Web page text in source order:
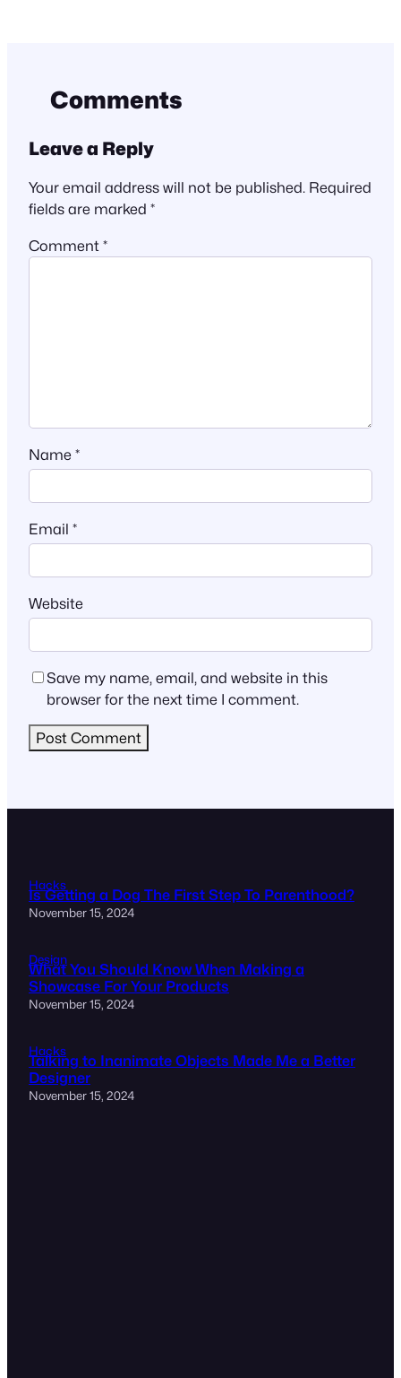
Comments
Leave a Reply
Your email address will not be published. Required
fields are marked *
Comment *
Name *
Email *
Website
Save my name, email, and website in this
browser for the next time I comment.
Hacks
Is Getting a Dog The First Step To Parenthood?
November 15, 2024
Design
What You Should Know When Making a
Showcase For Your Products
November 15, 2024
Hacks
Talking to Inanimate Objects Made Me a Better
Designer
November 15, 2024